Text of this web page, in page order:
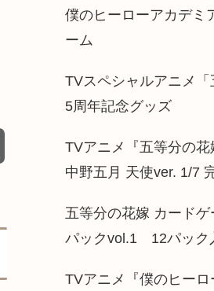
僕のヒーローアカデミ
ーム
TVスペシャルアニメ「
5周年記念グッズ
TVアニメ『五等分の
中野五月 天使ver. 1/7
五等分の花嫁 カード
パックvol.1 12パック
TVアニメ『僕のヒーロ